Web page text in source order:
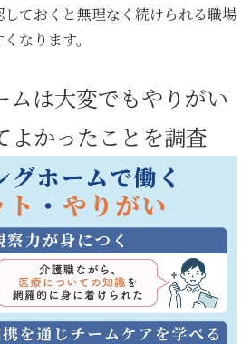
ておく と無理なく続けられる職場
なります。
ムは大変でもやりがい
よかったことを調査